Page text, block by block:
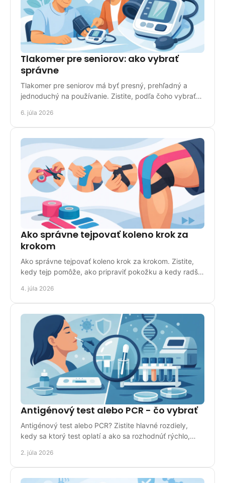
Tlakomer pre seniorov: ako vybrať
správne
Tlakomer pre seniorov má byť presný, prehľadný a
jednoduchý na používanie. Zistite, podľa čoho vybrať
6. júla 2026
Ako správne tejpovať koleno krok za
krokom
Ako správne tejpovať koleno krok za krokom. Zistite,
kedy tejp pomôže, ako pripraviť pokožku a kedy radšej
4. júla 2026
Antigénový test alebo PCR - čo vybrať
Antigénový test alebo PCR? Zistite hlavné rozdiely,
kedy sa ktorý test oplatí a ako sa rozhodnúť rýchlo,
2. júla 2026